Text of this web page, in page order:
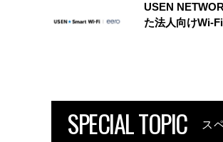
USEN
た法人向けWi-
SPECIAL TOPIC ス